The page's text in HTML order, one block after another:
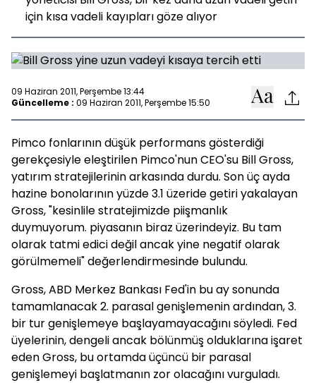
için kısa vadeli kayıpları göze alıyor
09 Haziran 2011, Perşembe 13:44
Güncelleme : 09 Haziran 2011, Perşembe 15:50
Pimco fonlarının düşük performans gösterdiği
gerekçesiyle eleştirilen Pimco'nun CEO'su Bill Gross,
yatırım stratejilerinin arkasında durdu. Son üç ayda
hazine bonolarının yüzde 3.1 üzeride getiri yakalayan
Gross, "kesinlile stratejimizde piişmanlık
duymuyorum. piyasanın biraz üzerindeyiz. Bu tam
olarak tatmi edici değil ancak yine negatif olarak
görülmemeli" değerlendirmesinde bulundu.
Gross, ABD Merkez Bankası Fed'in bu ay sonunda
tamamlanacak 2. parasal genişlemenin ardından, 3.
bir tur genişlemeye başlayamayacağını söyledi. Fed
üyelerinin, dengeli ancak bölünmüş olduklarına işaret
eden Gross, bu ortamda üçüncü bir parasal
genişlemeyi başlatmanın zor olacağını vurguladı.